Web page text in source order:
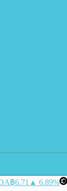
฿6.71 ▲ 6.89%